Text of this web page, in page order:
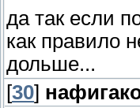
да так если
как правило
дольше...
[30]